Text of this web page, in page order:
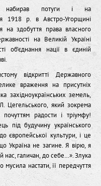
набирав потуги і на
1918 р. в Австро-Угорщині
на здобуття права власного
на Великій Україні
об’єднання нації в єдиній
відкритті Державного
враження на присутніх
західноукраїнських земель,
Цегельського, який зокрема
радости і тріумфу!
під будучину українського
європейської культури, і це
Україна не загине. Я вірю, я
нас, галичан, до себе…». Злука
настати, її передчуття